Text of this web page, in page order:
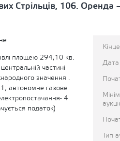
Стрільців, 106.
площею 294,10 кв.
частині
значення .
1; автономне газове
4
податок)
Дата
Тип